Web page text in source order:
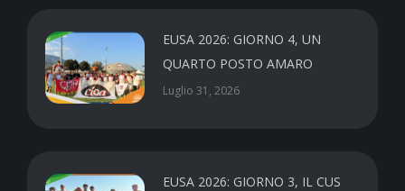
EUSA 2026: GIORNO 4, UN
QUARTO POSTO AMARO
Luglio 31, 2026
EUSA 2026: GIORNO 3, IL CUS